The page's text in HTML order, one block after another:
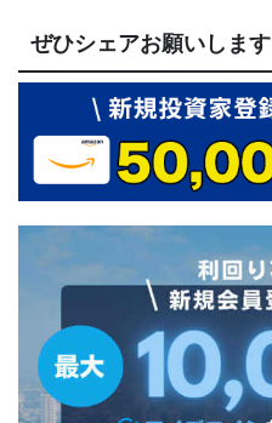
ぜひシェアお願いします